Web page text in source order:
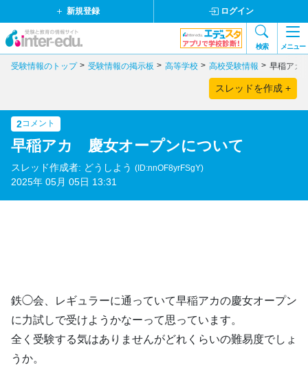
新規登録 ログイン
検索 メニュー
受験情報のトップ 受験情報の掲示板 高等学校 高校受験情報 早稲アカ
スレッドを作成 +
2コメント
早稲アカ 慶女オープンについて
スレッド作成者: どうしよう (ID:nnOF8yrFSgY)
2025年 05月 05日 13:31
鉄◯会、レギュラーに通っていて早稲アカの慶女オープン
に力試しで受けようかなーって思っています。
全く受験する気はありませんがどれくらいの難易度でしょ
うか。